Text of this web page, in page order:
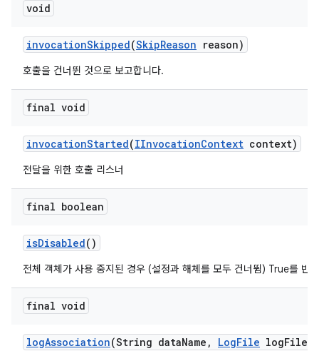
void
invocationSkipped(SkipReason reason)
호출을 건너뛴 것으로 보고합니다.
final void
invocationStarted(IInvocationContext context)
전달을 위한 호출 리스너
final boolean
isDisabled()
전체 객체가 사용 중지된 경우 (설정과 해체를 모두 건너뜀) True를 반
final void
logAssociation(String dataName , LogFile logFile)